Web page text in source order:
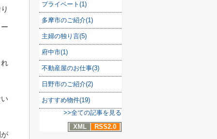
プライベート(1)
多摩市のご紹介(1)
主婦の独り言(5)
府中市(1)
不動産屋のお仕事(3)
日野市のご紹介(2)
おすすめ物件(19)
>>全ての記事を見る
XML
RSS2.0